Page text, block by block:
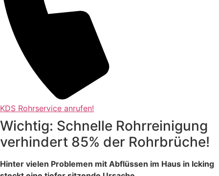
KDS Rohrservice anrufen!
Wichtig: Schnelle Rohrreinigung
verhindert 85% der Rohrbrüche!
Hinter vielen Problemen mit Abflüssen im Haus in Icking